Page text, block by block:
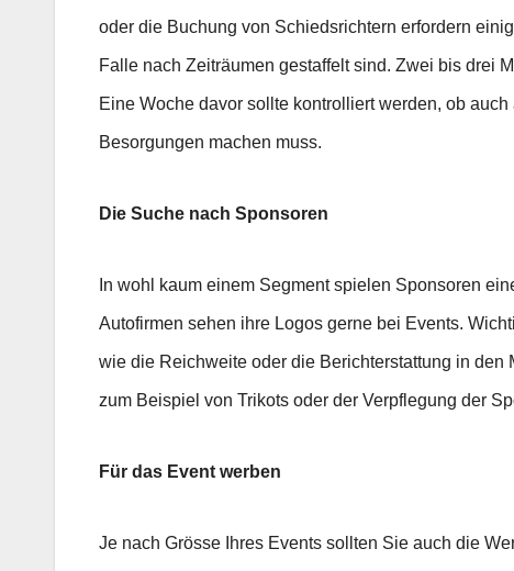
oder die Buchung von Schiedsrichtern erfordern
Falle nach Zeiträumen gestaffelt sind. Zwei bis drei
Eine Woche davor sollte kontrolliert werden, ob
Besorgungen machen muss.
Die Suche nach Sponsoren
In wohl kaum einem Segment spielen Sponsoren
Autofirmen sehen ihre Logos gerne bei Events.
wie die Reichweite oder die Berichterstattung in
zum Beispiel von Trikots oder der Verpflegung der
Für das Event werben
Je nach Grösse Ihres Events sollten Sie auch die